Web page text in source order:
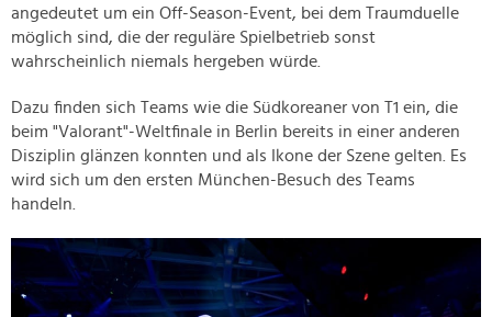
angedeutet um ein Off-Season-Event, bei dem Traumduelle
möglich sind, die der reguläre Spielbetrieb sonst
wahrscheinlich niemals hergeben würde.
Dazu finden sich Teams wie die Südkoreaner von T1 ein, die
beim "Valorant"-Weltfinale in Berlin bereits in einer anderen
Disziplin glänzen konnten und als Ikone der Szene gelten. Es
wird sich um den ersten München-Besuch des Teams
handeln.